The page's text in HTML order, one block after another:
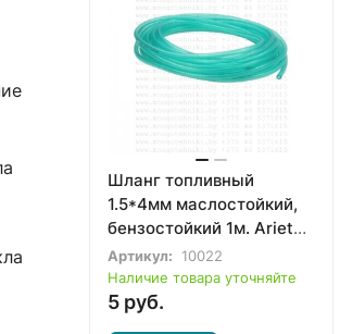
Шланг топливный
1.5*4мм маслостойкий,
бензостойкий 1м. Ariete
(Италия)
Артикул:
10022
Наличие товара уточняйте
5 руб.